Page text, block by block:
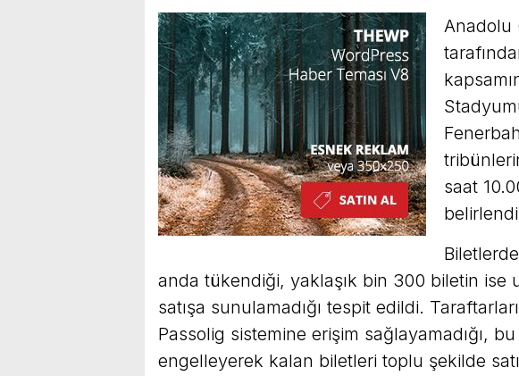
Anadolu
saat
anda tükendiği, yaklaşık bin 300 biletin ise
satışa sunulamadığı tespit edildi.
Passolig sistemine erişim sağlayamadığı,
engelleyerek kalan biletleri toplu şekilde